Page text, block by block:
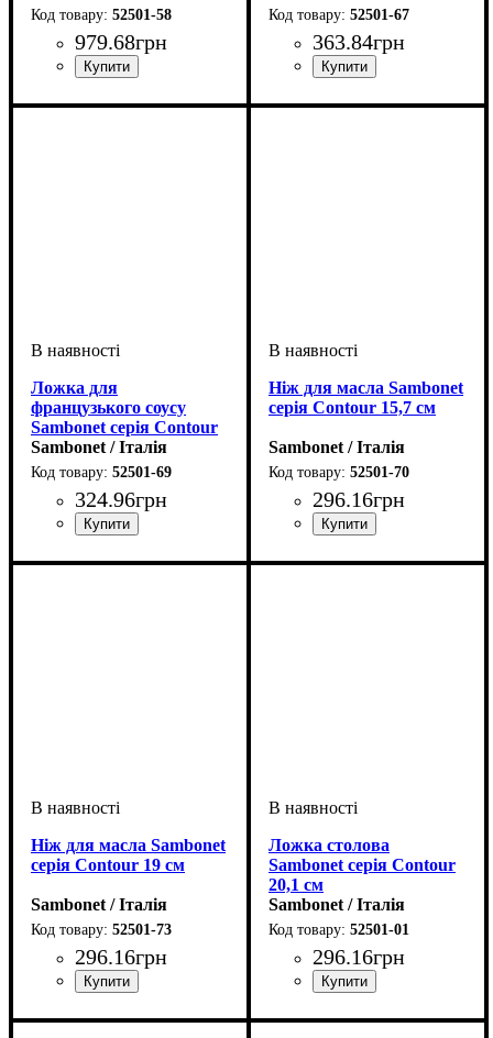
52501-58
979.68грн
52501-67
363.84грн
Ложка для
французького соусу
Sambonet серія Contour
18,1 см
Sambonet / Італія
52501-69
324.96грн
Ніж для масла Sambonet
серія Contour 15,7 см
Sambonet / Італія
52501-70
296.16грн
Ніж для масла Sambonet
серія Contour 19 см
Sambonet / Італія
52501-73
296.16грн
Ложка столова
Sambonet серія Contour
20,1 см
Sambonet / Італія
52501-01
296.16грн